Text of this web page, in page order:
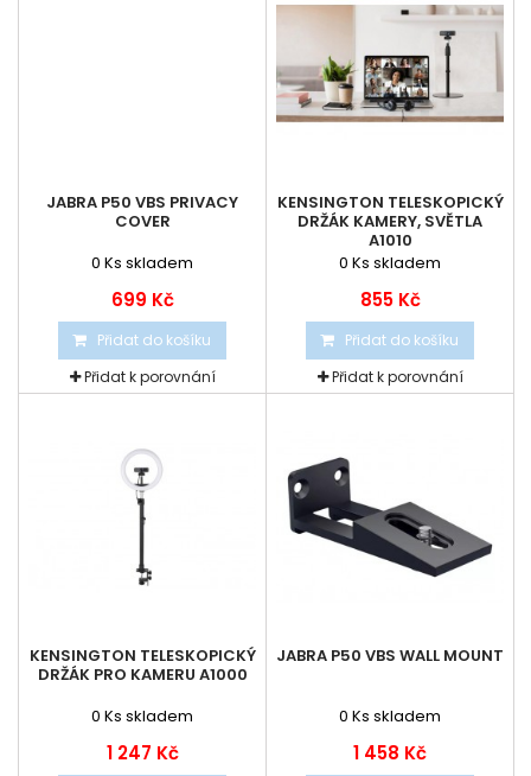
JABRA P50 VBS PRIVACY
COVER
0 Ks skladem
699 Kč
Přidat do košíku
Přidat k porovnání
KENSINGTON TELESKOPICKÝ
DRŽÁK KAMERY, SVĚTLA
A1010
0 Ks skladem
855 Kč
Přidat do košíku
Přidat k porovnání
KENSINGTON TELESKOPICKÝ
DRŽÁK PRO KAMERU A1000
0 Ks skladem
1 247 Kč
JABRA P50 VBS WALL MOUNT
0 Ks skladem
1 458 Kč